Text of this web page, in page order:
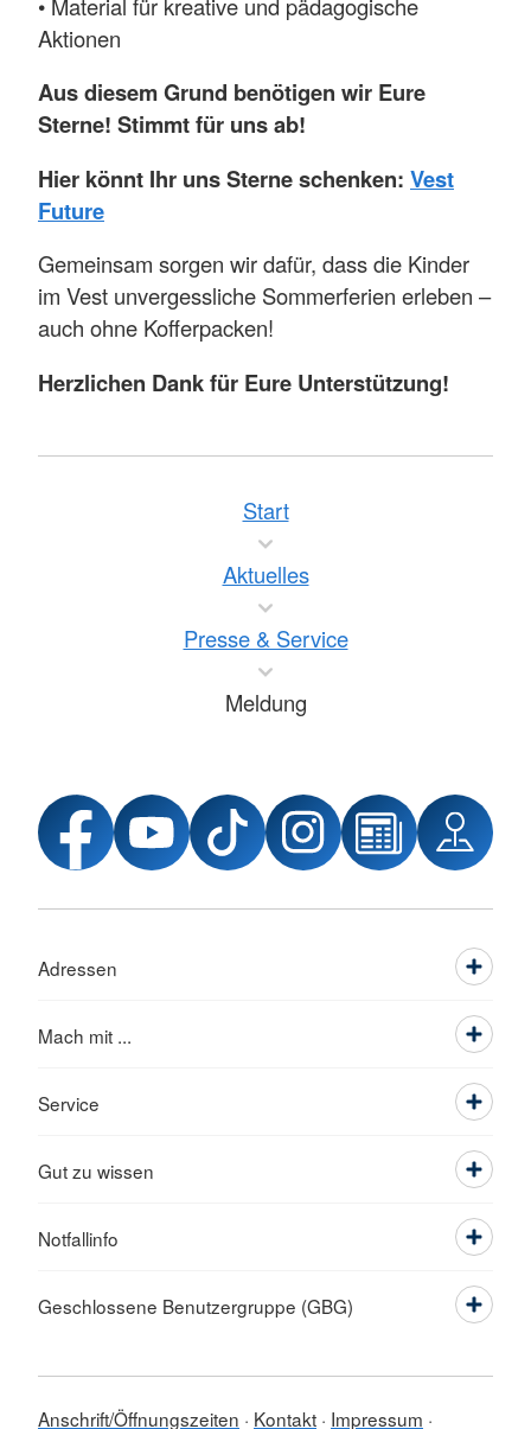
Aktionen
Aus diesem Grund benötigen wir Eure
Sterne! Stimmt für uns ab!
Hier könnt Ihr uns Sterne schenken: Vest
Future
Gemeinsam sorgen wir dafür, dass die Kinder
im Vest unvergessliche Sommerferien erleben –
auch ohne Kofferpacken!
Herzlichen Dank für Eure Unterstützung!
Start
Aktuelles
Presse & Service
Meldung
Adressen
Mach mit ...
Service
Gut zu wissen
Notfallinfo
Geschlossene Benutzergruppe (GBG)
Anschrift/Öffnungszeiten Kontakt Impressum